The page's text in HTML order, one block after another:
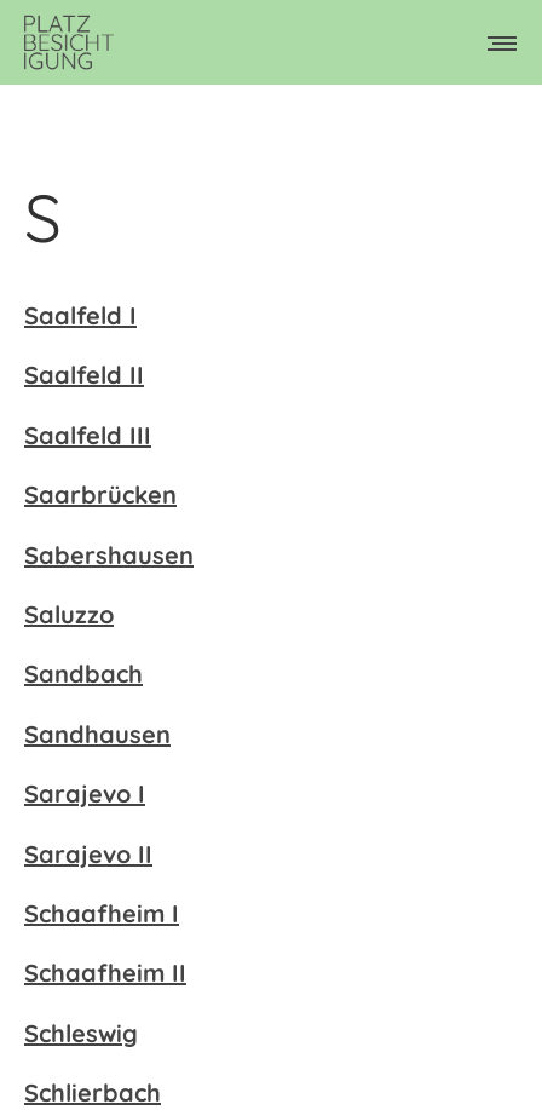
S
Saalfeld I
Saalfeld II
Saalfeld III
Saarbrücken
Sabershausen
Saluzzo
Sandbach
Sandhausen
Sarajevo I
Sarajevo II
Schaafheim I
Schaafheim II
Schleswig
Schlierbach